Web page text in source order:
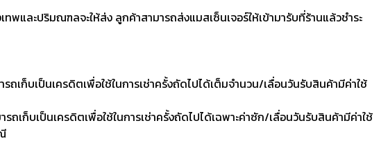
และปริมณฑลจะให้ส่ง ลูกค้าสามารถส่งแมสเซ็นเจอร์ให้เข้ามารับที่ร้านแล้วชำระ
ก็บเป็นเครดิตเพื่อใช้ในการเช่าครั้งถัดไปได้เต็มจำนวน/เลื่อนวันรับสินค้ามีค่าใช้
ก็บเป็นเครดิตเพื่อใช้ในการเช่าครั้งถัดไปได้เฉพาะค่าซัก/เลื่อนวันรับสินค้ามีค่าใช้